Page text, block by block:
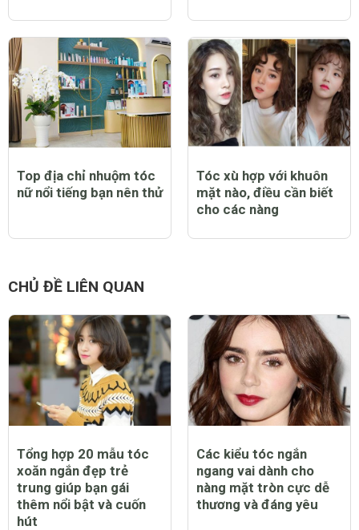
Top địa chỉ nhuộm tóc
nữ nổi tiếng bạn nên thử
Tóc xù hợp với khuôn
mặt nào, điều cần biết
cho các nàng
CHỦ ĐỀ LIÊN QUAN
Tổng hợp 20 mẫu tóc
xoăn ngắn đẹp trẻ
trung giúp bạn gái
thêm nổi bật và cuốn
hút
Các kiểu tóc ngắn
ngang vai dành cho
nàng mặt tròn cực dễ
thương và đáng yêu